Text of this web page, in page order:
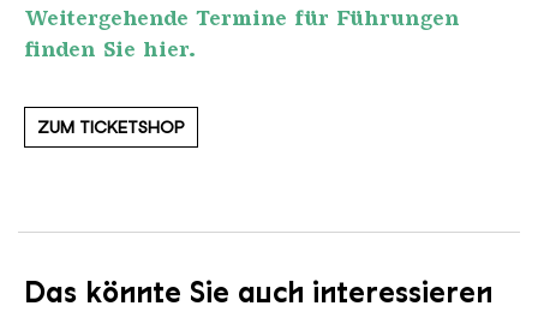
Weitergehende Termine für Führungen
finden Sie hier.
ZUM TICKETSHOP
Das könnte Sie auch interessieren